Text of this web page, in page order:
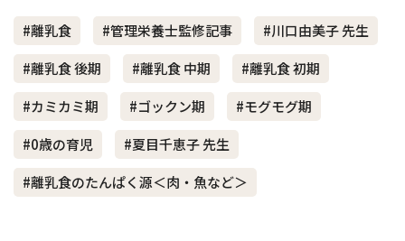
#離乳食 #管理栄養士監修記事
#川口由美子 先生
#離乳食 後期
#離乳食 中期
#離乳食 初期
#カミカミ期
#ゴックン期
#モグモグ期
#0歳の育児
#夏目千恵子 先生
#離乳食のたんぱく源＜肉・魚など＞